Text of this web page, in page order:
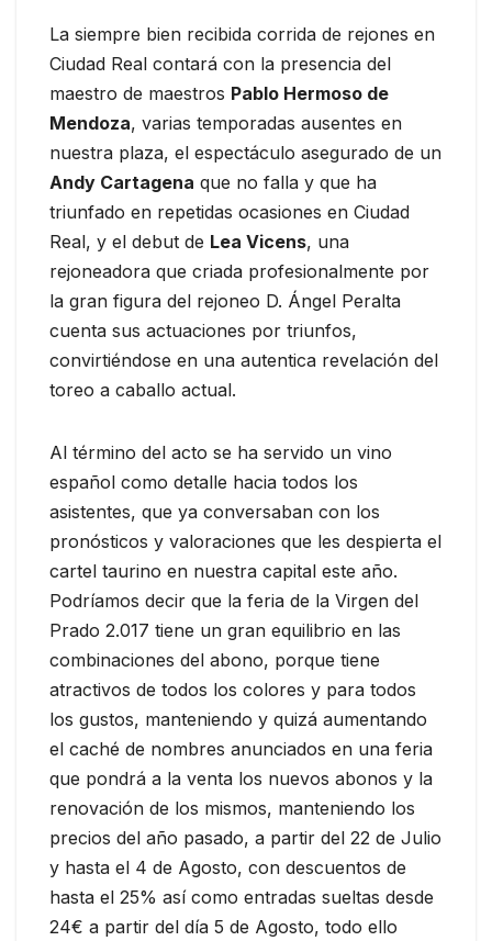
La siempre bien recibida corrida de rejones en
Ciudad Real contará con la presencia del
maestro de maestros Pablo Hermoso de
Mendoza, varias temporadas ausentes en
nuestra plaza, el espectáculo asegurado de un
Andy Cartagena que no falla y que ha
triunfado en repetidas ocasiones en Ciudad
Real, y el debut de Lea Vicens, una
rejoneadora que criada profesionalmente por
la gran figura del rejoneo D. Ángel Peralta
cuenta sus actuaciones por triunfos,
convirtiéndose en una autentica revelación del
toreo a caballo actual.
Al término del acto se ha servido un vino
español como detalle hacia todos los
asistentes, que ya conversaban con los
pronósticos y valoraciones que les despierta el
cartel taurino en nuestra capital este año.
Podríamos decir que la feria de la Virgen del
Prado 2.017 tiene un gran equilibrio en las
combinaciones del abono, porque tiene
atractivos de todos los colores y para todos
los gustos, manteniendo y quizá aumentando
el caché de nombres anunciados en una feria
que pondrá a la venta los nuevos abonos y la
renovación de los mismos, manteniendo los
precios del año pasado, a partir del 22 de Julio
y hasta el 4 de Agosto, con descuentos de
hasta el 25% así como entradas sueltas desde
24€ a partir del día 5 de Agosto, todo ello